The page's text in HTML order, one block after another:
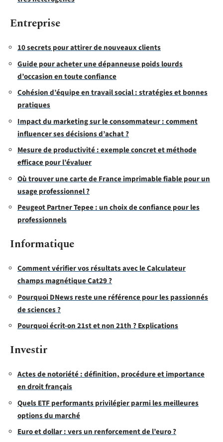
Entreprise
10 secrets pour attirer de nouveaux clients
Guide pour acheter une dépanneuse poids lourds
d’occasion en toute confiance
Cohésion d’équipe en travail social : stratégies et bonnes
pratiques
Impact du marketing sur le consommateur : comment
influencer ses décisions d’achat ?
Mesure de productivité : exemple concret et méthode
efficace pour l’évaluer
Où trouver une carte de France imprimable fiable pour un
usage professionnel ?
Peugeot Partner Tepee : un choix de confiance pour les
professionnels
Informatique
Comment vérifier vos résultats avec le Calculateur
champs magnétique Cat29 ?
Pourquoi DNews reste une référence pour les passionnés
de sciences ?
Pourquoi écrit-on 21st et non 21th ? Explications
Investir
Actes de notoriété : définition, procédure et importance
en droit français
Quels ETF performants privilégier parmi les meilleures
options du marché
Euro et dollar : vers un renforcement de l’euro ?